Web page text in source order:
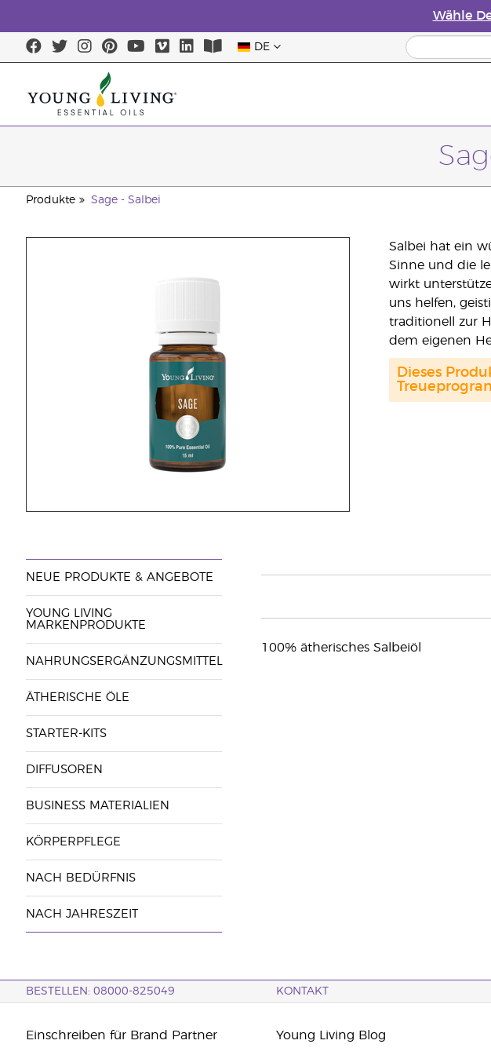
Wähle
DE
Produkte Sage - Salbei
Salbei hat ein
Sinne und die
wirkt
uns helfen,
traditionell zur
dem eigenen
Dieses
NEUE PRODUKTE & ANGEBOTE
YOUNG LIVING
MARKENPRODUKTE
NAHRUNGSERGÄNZUNGSMITTEL
ÄTHERISCHE ÖLE
STARTER-KITS
DIFFUSOREN
BUSINESS MATERIALIEN
KÖRPERPFLEGE
NACH BEDÜRFNIS
NACH JAHRESZEIT
100% ätherisches Salbeiöl
BESTELLEN: 08000-825049 KONTAKT
Einschreiben für Brand Partner Young Living Blog